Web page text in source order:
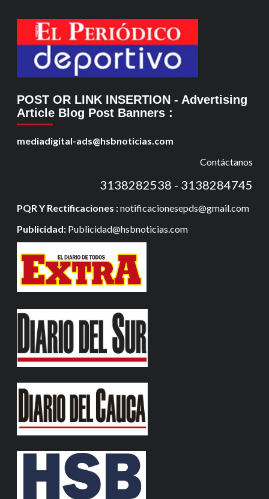
POST OR LINK INSERTION - Advertising
Article Blog Post Banners :
mediadigital-ads@hsbnoticias.com
Contáctanos
3138282538 - 3138284745
PQR Y Rectificaciones :notificacionesepds@gmail.com
Publicidad: Publicidad@hsbnoticias.com